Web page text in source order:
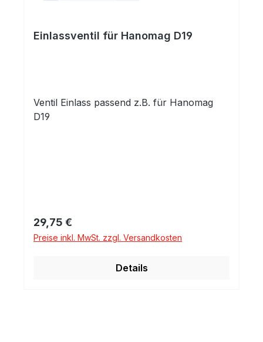
Einlassventil für Hanomag D19
Ventil Einlass passend z.B. für Hanomag
D19
Regulärer Preis:
29,75 €
Preise inkl. MwSt. zzgl. Versandkosten
Details